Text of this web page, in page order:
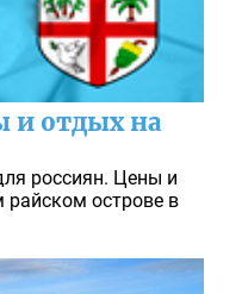
и отдых на
россиян. Цены и
райском острове в